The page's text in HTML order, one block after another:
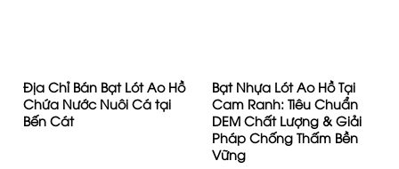
Địa Chỉ Bán Bạt Lót Ao Hồ
Chứa Nước Nuôi Cá tại
Bến Cát
Bạt Nhựa Lót Ao Hồ Tại
Cam Ranh: Tiêu Chuẩn
DEM Chất Lượng & Giải
Pháp Chống Thấm Bền
Vững